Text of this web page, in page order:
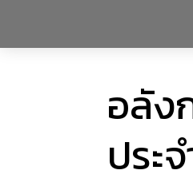
อลัง
ประ